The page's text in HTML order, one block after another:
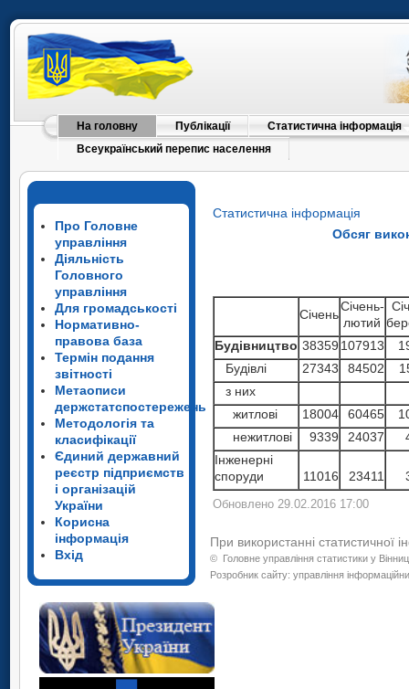
На головну Публікації
Статистична інформація
Всеукраїнський перепис населення
Про Головне
управління
Діяльність
Головного
управління
Для громадськості
Нормативно-
правова база
Термін подання
звітності
Метаописи
держстатспостережень
Методологія та
класифікації
Єдиний державний
реєстр підприємств
і організацій
України
Корисна
інформація
Вхід
Статистична інформація
Обсяг
Січень
Січень-
лютий
Будівництво 38359 107913
Будівлі
27343 84502
з них
житлові
18004 60465
нежитлові
9339 24037
Інженерні
споруди
11016 23411
Обновлено 29.02.2016 17:00
При використанні статистичної
© Головне управління статистики у
Розробник сайту: управління